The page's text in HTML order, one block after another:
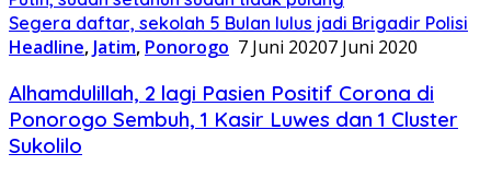
Segera daftar, sekolah 5 Bulan lulus jadi Brigadir Polisi
Headline, Jatim, Ponorogo 7 Juni 20207 Juni 2020
Alhamdulillah, 2 lagi Pasien Positif Corona di
Ponorogo Sembuh, 1 Kasir Luwes dan 1 Cluster
Sukolilo